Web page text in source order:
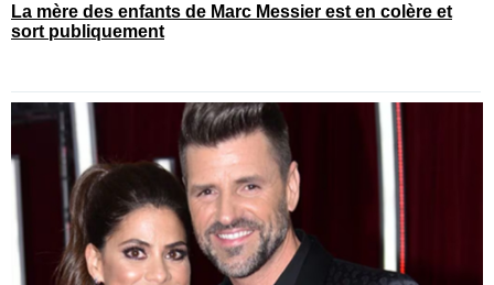
La mère des enfants de Marc Messier est en colère et
sort publiquement